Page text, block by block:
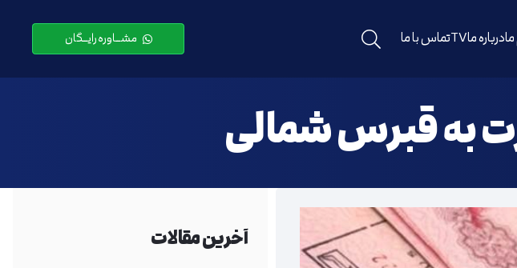
درباره ماTVتماس با ما مشـــاوره رایـــگان
به قبرس شمالی
آخرین مقالات